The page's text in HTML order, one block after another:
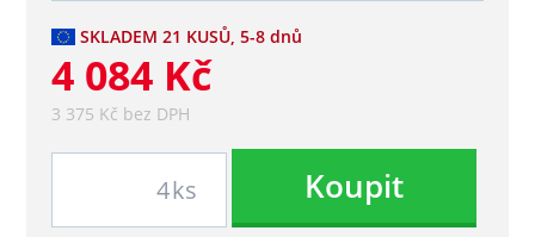
SKLADEM 21 KUSŮ, 5-8 dnů
4 084 Kč
3 375 Kč bez DPH
ks Koupit